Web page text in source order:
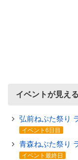
イベントが見え
弘前ねぷた祭り
イベント6日目
青森ねぶた祭り
イベント最終日